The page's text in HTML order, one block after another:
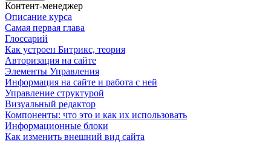
Контент-менеджер
Описание курса
Самая первая глава
Глоссарий
Как устроен Битрикс, теория
Авторизация на сайте
Элементы Управления
Информация на сайте и работа с ней
Управление структурой
Визуальный редактор
Компоненты: что это и как их использовать
Информационные блоки
Как изменить внешний вид сайта